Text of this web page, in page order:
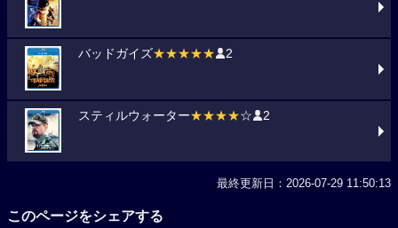
バッドガイズ★★★★★ 2
スティルウォーター★★★★☆ 2
最終更新日：2026-07-29 11:50:13
このページをシェアする